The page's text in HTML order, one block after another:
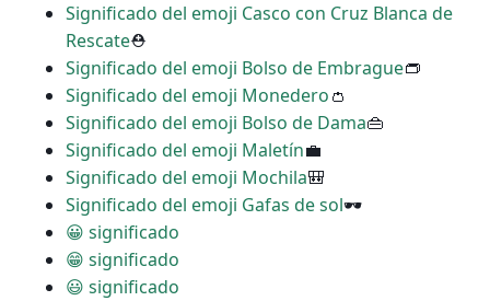
Significado del emoji Casco con Cruz Blanca de
Rescate⛑
Significado del emoji Bolso de Embrague👝
Significado del emoji Monedero👛
Significado del emoji Bolso de Dama👜
Significado del emoji Maletín💼
Significado del emoji Mochila🎒
Significado del emoji Gafas de sol🕶
😀 significado
😁 significado
😃 significado